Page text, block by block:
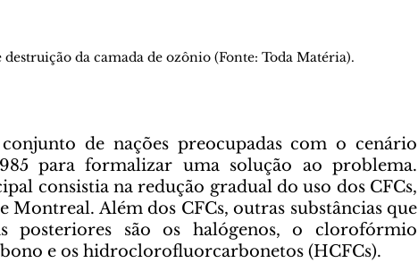
da camada de ozônio (Fonte: Toda Matéria).
para formalizar uma solução ao problema.
consistia na redução gradual do uso dos CFCs,
Além dos CFCs, outras substâncias que
posteriores são os halógenos, o clorofórmio
e os hidroclorofluorcarbonetos (HCFCs).